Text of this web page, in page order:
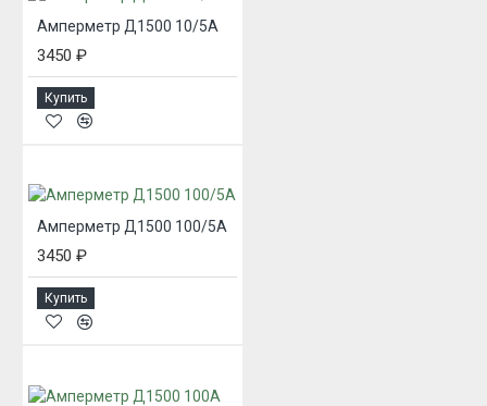
Амперметр Д1500 10/5А
3450 ₽
Купить
Амперметр Д1500 100/5А
3450 ₽
Купить